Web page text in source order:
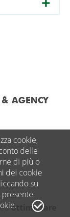
AGENCY
ottimizzare
cookie,
delle
di più o
dei cookie
su
presente